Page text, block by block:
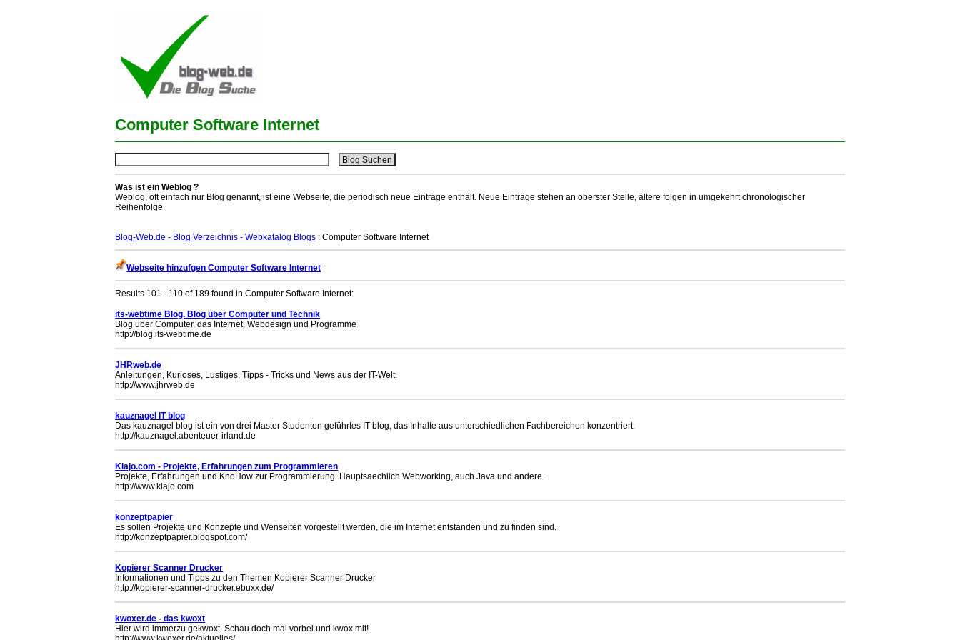
Computer Software Internet
Was ist ein Weblog ?
Weblog, oft einfach nur Blog genannt, ist eine Webseite, die periodisch neue Einträge enthält. Neue Einträge stehen an oberster Stelle, ältere folgen in umgekehrt chronologischer
Reihenfolge.
Blog-Web.de - Blog Verzeichnis - Webkatalog Blogs : Computer Software Internet
Webseite hinzufgen Computer Software Internet
Results 101 - 110 of 189 found in Computer Software Internet:
its-webtime Blog. Blog über Computer und Technik
Blog über Computer, das Internet, Webdesign und Programme
http://blog.its-webtime.de
JHRweb.de
Anleitungen, Kurioses, Lustiges, Tipps - Tricks und News aus der IT-Welt.
http://www.jhrweb.de
kauznagel IT blog
Das kauznagel blog ist ein von drei Master Studenten geführtes IT blog, das Inhalte aus unterschiedlichen Fachbereichen konzentriert.
http://kauznagel.abenteuer-irland.de
Klajo.com - Projekte, Erfahrungen zum Programmieren
Projekte, Erfahrungen und KnoHow zur Programmierung. Hauptsaechlich Webworking, auch Java und andere.
http://www.klajo.com
konzeptpapier
Es sollen Projekte und Konzepte und Wenseiten vorgestellt werden, die im Internet entstanden und zu finden sind.
http://konzeptpapier.blogspot.com/
Kopierer Scanner Drucker
Informationen und Tipps zu den Themen Kopierer Scanner Drucker
http://kopierer-scanner-drucker.ebuxx.de/
kwoxer.de - das kwoxt
Hier wird immerzu gekwoxt. Schau doch mal vorbei und kwox mit!